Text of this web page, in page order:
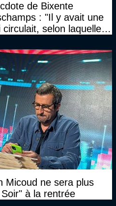
de Bixente
: "Il y avait une
selon laquelle il
Micoud ne sera plus
à la rentrée